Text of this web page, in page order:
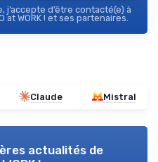
d’être contacté(e) à
at WORK ! et ses partenaires.
Claude Mistral
actualités de